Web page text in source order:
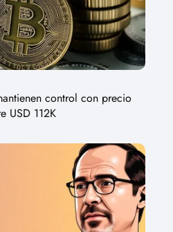
control con precio
USD 112K